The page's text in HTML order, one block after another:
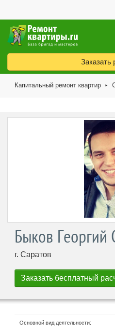
Заказать
Капитальный ремонт квартир ►
Быков Георгий
г. Саратов
Основной вид деятельности: